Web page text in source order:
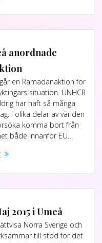
anordnade
en Ramadanaktion för
situation. UNHCR
har haft så många
I olika delar av världen
komma bort från
både innanför EU…
2015 i Umeå
Norra Sverige och
till stöd för det